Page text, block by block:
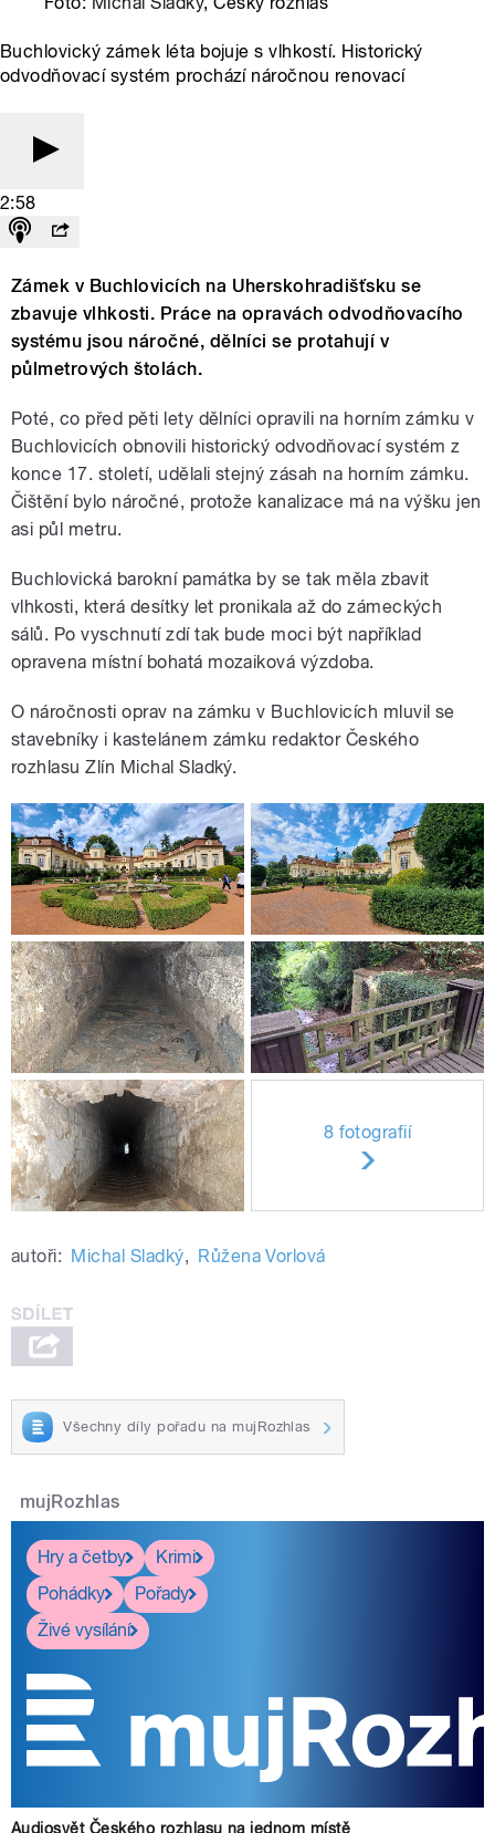
Buchlovický zámek léta bojuje s vlhkostí. Historický
odvodňovací systém prochází náročnou renovací
2:58
Zámek v Buchlovicích na Uherskohradišťsku se
zbavuje vlhkosti. Práce na opravách odvodňovacího
systému jsou náročné, dělníci se protahují v
půlmetrových štolách.
Poté, co před pěti lety dělníci opravili na horním zámku v
Buchlovicích obnovili historický odvodňovací systém z
konce 17. století, udělali stejný zásah na horním zámku.
Čištění bylo náročné, protože kanalizace má na výšku jen
asi půl metru.
Buchlovická barokní památka by se tak měla zbavit
vlhkosti, která desítky let pronikala až do zámeckých
sálů. Po vyschnutí zdí tak bude moci být například
opravena místní bohatá mozaiková výzdoba.
O náročnosti oprav na zámku v Buchlovicích mluvil se
stavebníky i kastelánem zámku redaktor Českého
rozhlasu Zlín Michal Sladký.
8 fotografií
autoři: Michal Sladký, Růžena Vorlová
Všechny díly pořadu na mujRozhlas
mujRozhlas
Hry a četby
Krimi
Pohádky
Pořady
Živé vysílání
Audiosvět Českého rozhlasu na jednom místě